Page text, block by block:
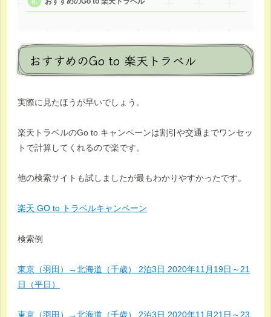
おすすめのGo to 楽天トラベル
実際に見たほうが早いでしょう。
楽天トラベルのGo to キャンペーンは割引や交通までワンセッ
トで計算してくれるので楽です。
他の検索サイトも試しましたが最もわかりやすかったです。
楽天 GO to トラベルキャンペーン
検索例
東京（羽田）→北海道（千歳） 2泊3日 2020年11月19日～21
日（平日）
東京（羽田）→北海道（千歳） 2泊3日 2020年11月21日～23